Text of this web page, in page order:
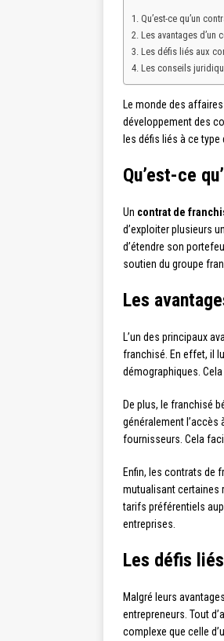
Qu’est-ce qu’un
Les avantages d’un
Les défis liés aux
Les conseils
Le monde des
développement des
les défis liés à ce
Qu’est-ce
Un contrat de
d’exploiter plusieurs
d’étendre son
soutien du groupe
Les
L’un des principaux
franchisé. En effet, il
démographiques.
De plus, le franchisé
généralement l’accès
fournisseurs. Cela
Enfin, les contrats de
mutualisant certaines
tarifs préférentiels
entreprises.
Les défis
Malgré leurs
entrepreneurs. Tout
complexe que celle